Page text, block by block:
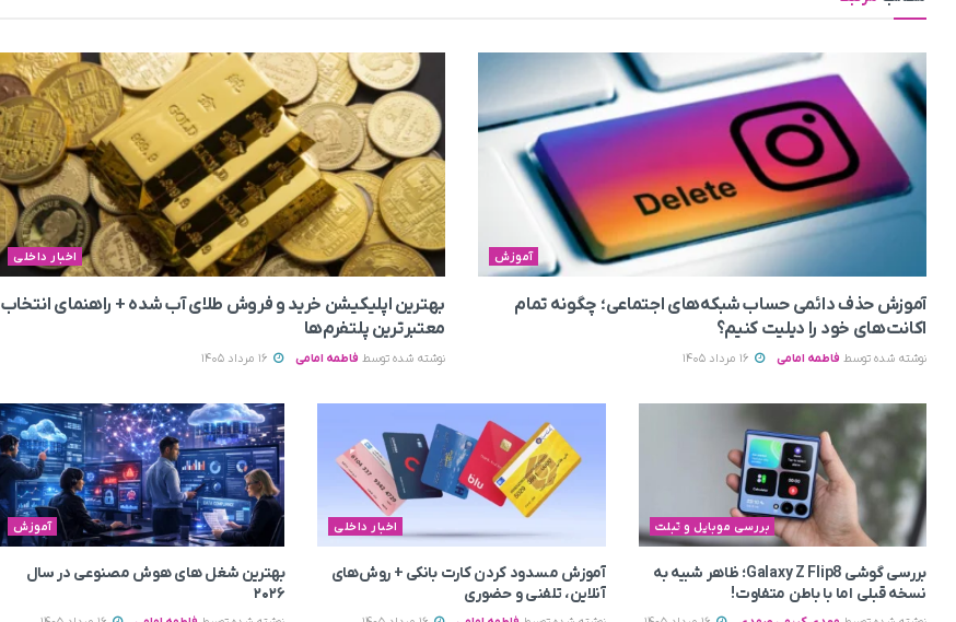
آموزش
آموزش حذف دائمی حساب شبکه‌های اجتماعی؛ چگونه تمام
اکانت‌های خود را دیلیت کنیم؟
نوشته شده توسط فاطمه امامی
اخبار داخلی
بهترین اپلیکیشن خرید و فروش طلای آب شده + راهنمای انتخاب
معتبرترین پلتفرم‌ها
نوشته شده توسط فاطمه امامی
بررسی موبایل و تبلت
بررسی گوشی Galaxy Z Flip8؛ ظاهر شبیه به
نسخه قبلی اما با باطن متفاوت!
اخبار داخلی
آموزش مسدود کردن کارت بانکی + روش‌های
آنلاین، تلفنی و حضوری
آموزش
بهترین شغل های هوش مصنوعی در سال
۲۰۲۶